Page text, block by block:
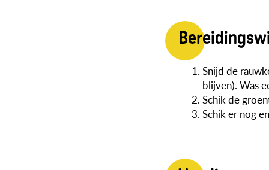
Snijd de
blijven). Was
Schik de
Schik er nog